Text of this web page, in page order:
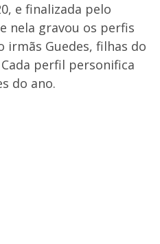
e finalizada pelo
nela gravou os perfis
Guedes, filhas do
perfil personifica
do ano.